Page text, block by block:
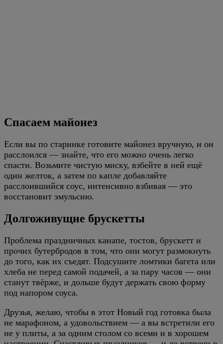
Спасаем майонез
Если вы по старинке готовите майонез вручную, и он
расслоился — знайте, что его можно очень легко
спасти. Возьмите чистую миску, взбейте в ней ещё
один желток, а затем по капле добавляйте
расслоившийся соус, интенсивно взбивая — это
восстановит эмульсию.
Долгоживущие брускетты
Проблема праздничных канапе, тостов, брускетт и
прочих бутербродов в том, что они могут размокнуть
до того, как их съедят. Подсушите ломтики багета или
хлеба не перед самой подачей, а за пару часов — они
станут твёрже, и дольше будут держать свою форму
под напором соуса.
Друзья, желаю, чтобы в этот Новый год готовка была
не марафоном, а удовольствием — а вы встретили его
не у плиты, а за одним столом со всеми и в хорошем